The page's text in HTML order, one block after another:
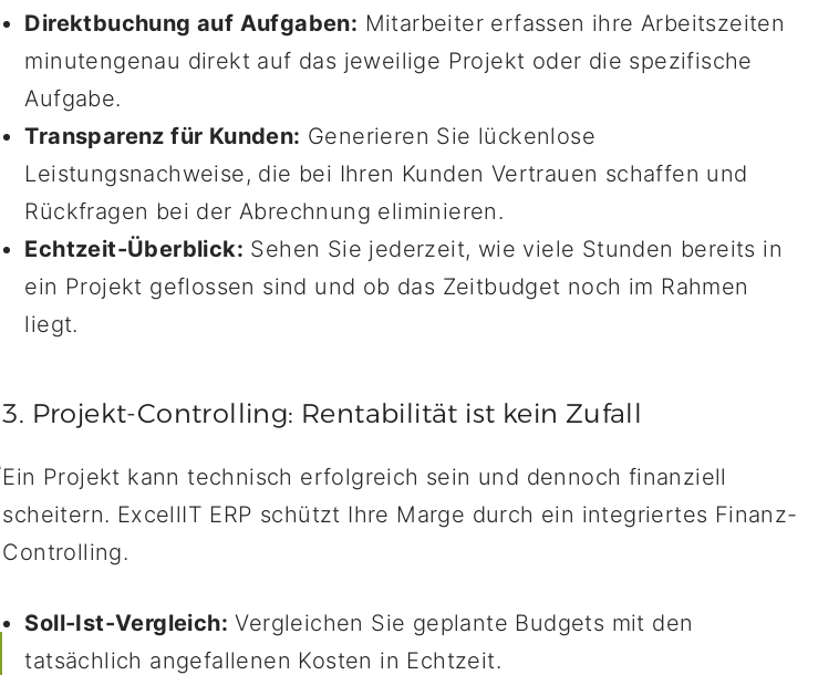
Direktbuchung auf Aufgaben: Mitarbeiter erfassen ihre Arbeitszeiten
minutengenau direkt auf das jeweilige Projekt oder die spezifische
Aufgabe.
Transparenz für Kunden: Generieren Sie lückenlose
Leistungsnachweise, die bei Ihren Kunden Vertrauen schaffen und
Rückfragen bei der Abrechnung eliminieren.
Echtzeit-Überblick: Sehen Sie jederzeit, wie viele Stunden bereits in
ein Projekt geflossen sind und ob das Zeitbudget noch im Rahmen
liegt.
3. Projekt-Controlling: Rentabilität ist kein Zufall
Ein Projekt kann technisch erfolgreich sein und dennoch finanziell
scheitern. ExcellIT ERP schützt Ihre Marge durch ein integriertes Finanz-
Controlling.
Soll-Ist-Vergleich: Vergleichen Sie geplante Budgets mit den
tatsächlich angefallenen Kosten in Echtzeit.